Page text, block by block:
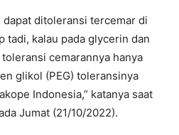
ditoleransi tercemar di
tadi, kalau pada glycerin dan
cemarannya hanya
glikol (PEG) toleransinya
Indonesia,” katanya saat
Jumat (21/10/2022).